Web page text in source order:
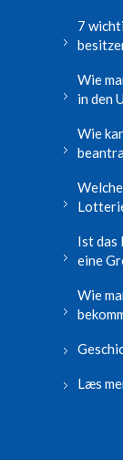
7
Wie
in den
Wie
Ist das
eine
Wie
Læs